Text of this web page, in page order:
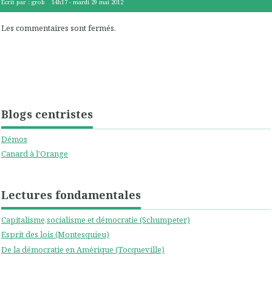
Blogs centristes
Démos
Canard à l'Orange
Lectures fondamentales
Capitalisme,socialisme et démocratie (Schumpeter)
Esprit des lois (Montesquieu)
De la démocratie en Amérique (Tocqueville)
Écrit par : grob 14h17 -mardi 29 mai 2012
Les commentaires sont fermés.